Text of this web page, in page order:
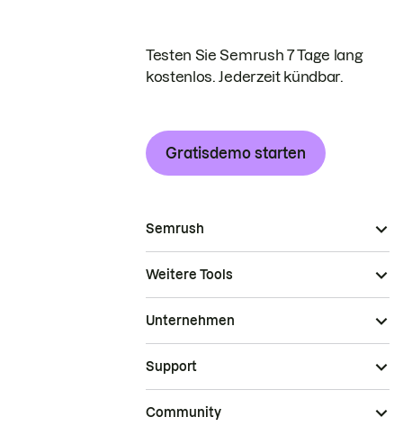
Testen Sie Semrush 7 Tage lang
kostenlos. Jederzeit kündbar.
Gratisdemo starten
Semrush
Weitere Tools
Unternehmen
Support
Community